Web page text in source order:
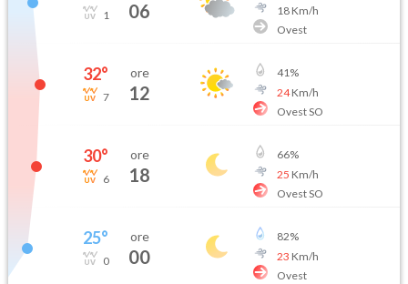
1 06
18Km/h
Ovest
32°
7
ore
12
41%
24Km/h
Ovest SO
30°
6
ore
18
66%
25 Km/h
Ovest SO
25°
0
ore
00
82%
23 Km/h
Ovest